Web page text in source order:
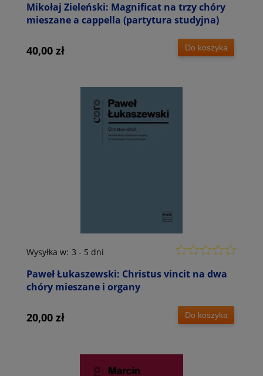
Mikołaj Zieleński: Magnificat na trzy chóry
mieszane a cappella (partytura studyjna)
40,00 zł Do koszyka
Paweł Łukaszewski: Christus vincit na dwa
chóry mieszane i organy
Wysyłka w: 3 - 5 dni
20,00 zł Do koszyka